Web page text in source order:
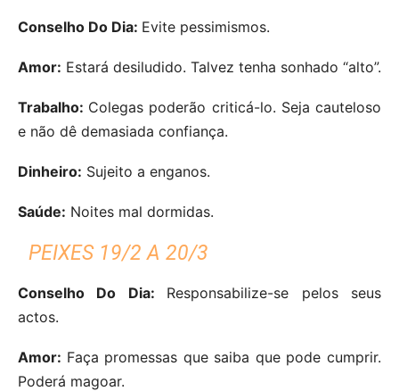
Conselho Do Dia: Evite pessimismos.
Amor: Estará desiludido. Talvez tenha sonhado “alto”.
Trabalho: Colegas poderão criticá-lo. Seja cauteloso
e não dê demasiada confiança.
Dinheiro: Sujeito a enganos.
Saúde: Noites mal dormidas.
PEIXES 19/2 A 20/3
Conselho Do Dia: Responsabilize-se pelos seus
actos.
Amor: Faça promessas que saiba que pode cumprir.
Poderá magoar.